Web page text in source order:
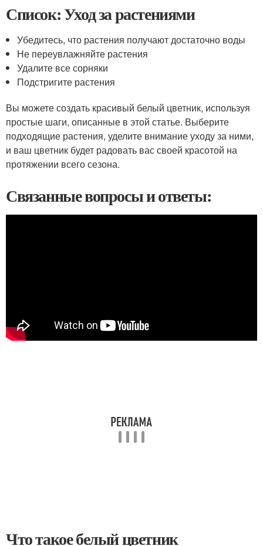
Список: Уход за растениями
Убедитесь, что растения получают достаточно воды
Не переувлажняйте растения
Удалите все сорняки
Подстригите растения
Вы можете создать красивый белый цветник, используя
простые шаги, описанные в этой статье. Выберите
подходящие растения, уделите внимание уходу за ними,
и ваш цветник будет радовать вас своей красотой на
протяжении всего сезона.
Связанные вопросы и ответы:
Что такое белый цветник